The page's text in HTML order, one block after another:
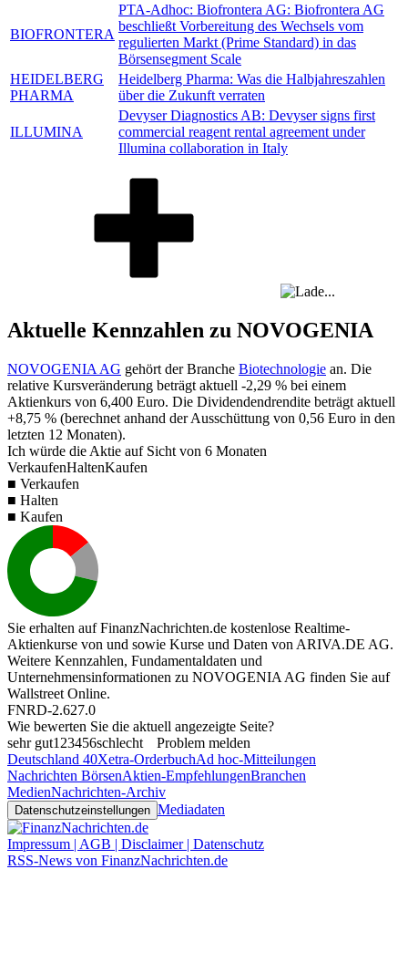
BIOFRONTERA
PTA-Adhoc: Biofrontera AG: Biofrontera AG
beschließt Vorbereitung des Wechsels vom
regulierten Markt (Prime Standard) in das
Börsensegment Scale
HEIDELBERG
PHARMA
Heidelberg Pharma: Was die Halbjahreszahlen
über die Zukunft verraten
ILLUMINA
Devyser Diagnostics AB: Devyser signs first
commercial reagent rental agreement under
Illumina collaboration in Italy
Aktuelle Kennzahlen zu NOVOGENIA
NOVOGENIA AG gehört der Branche Biotechnologie an. Die
relative Kursveränderung beträgt aktuell -2,29 % bei einem
Aktienkurs von 6,400 Euro. Die Dividendendrendite beträgt aktuell
+8,75 % (berechnet anhand der Ausschüttung von 0,56 Euro in den
letzten 12 Monaten).
Ich würde die Aktie auf Sicht von 6 Monaten
VerkaufenHaltenKaufen
■ Verkaufen
■ Halten
■ Kaufen
Sie erhalten auf FinanzNachrichten.de kostenlose Realtime-
Aktienkurse von und sowie Kurse und Daten von ARIVA.DE AG.
Weitere Kennzahlen, Fundamentaldaten und
Unternehmensinformationen zu NOVOGENIA AG finden Sie auf
Wallstreet Online.
FNRD-2.627.0
Wie bewerten Sie die aktuell angezeigte Seite?
sehr gut1 23456schlecht
Problem melden
Deutschland 40Xetra-OrderbuchAd hoc-Mitteilungen
Nachrichten BörsenAktien-EmpfehlungenBranchen
MedienNachrichten-Archiv
Datenschutzeinstellungen Mediadaten
Impressum | AGB | Disclaimer | Datenschutz
RSS-News von FinanzNachrichten.de